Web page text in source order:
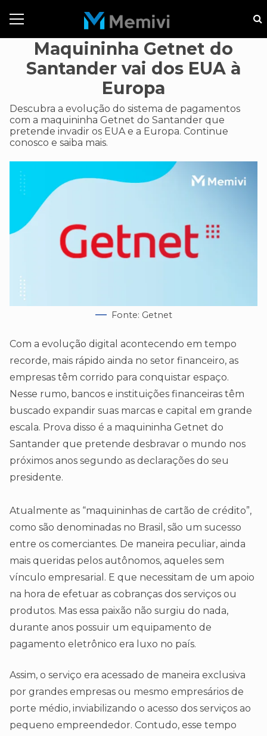
Maquininha Getnet do
Santander vai dos EUA à
Europa
Descubra a evolução do sistema de pagamentos
com a maquininha Getnet do Santander que
pretende invadir os EUA e a Europa. Continue
conosco e saiba mais.
Fonte: Getnet
Com a evolução digital acontecendo em tempo
recorde, mais rápido ainda no setor financeiro, as
empresas têm corrido para conquistar espaço.
Nesse rumo, bancos e instituições financeiras têm
buscado expandir suas marcas e capital em grande
escala. Prova disso é a maquininha Getnet do
Santander que pretende desbravar o mundo nos
próximos anos segundo as declarações do seu
presidente.
Atualmente as “maquininhas de cartão de crédito”,
como são denominadas no Brasil, são um sucesso
entre os comerciantes. De maneira peculiar, ainda
mais queridas pelos autônomos, aqueles sem
vínculo empresarial. E que necessitam de um apoio
na hora de efetuar as cobranças dos serviços ou
produtos. Mas essa paixão não surgiu do nada,
durante anos possuir um equipamento de
pagamento eletrônico era luxo no país.
Assim, o serviço era acessado de maneira exclusiva
por grandes empresas ou mesmo empresários de
porte médio, inviabilizando o acesso dos serviços ao
pequeno empreendedor. Contudo, esse tempo